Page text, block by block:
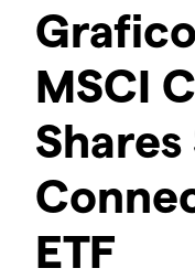
MSCI
ETF